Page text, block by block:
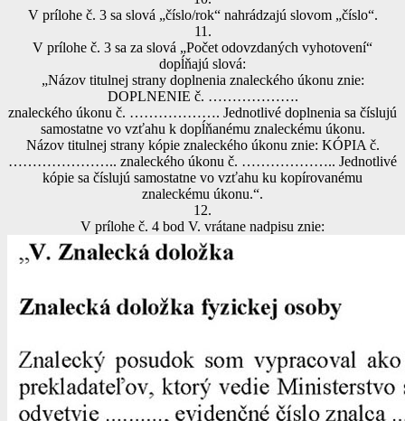
V prílohe č. 3 sa slová „číslo/rok“ nahrádzajú slovom „číslo“.
11.
V prílohe č. 3 sa za slová „Počet odovzdaných vyhotovení“
dopĺňajú slová:
„Názov titulnej strany doplnenia znaleckého úkonu znie:
DOPLNENIE č. ……………….
znaleckého úkonu č. ………………. Jednotlivé doplnenia sa číslujú
samostatne vo vzťahu k dopĺňanému znaleckému úkonu.
Názov titulnej strany kópie znaleckého úkonu znie: KÓPIA č.
………………….. znaleckého úkonu č. ……………….. Jednotlivé
kópie sa číslujú samostatne vo vzťahu ku kopírovanému
znaleckému úkonu.“.
12.
V prílohe č. 4 bod V. vrátane nadpisu znie: